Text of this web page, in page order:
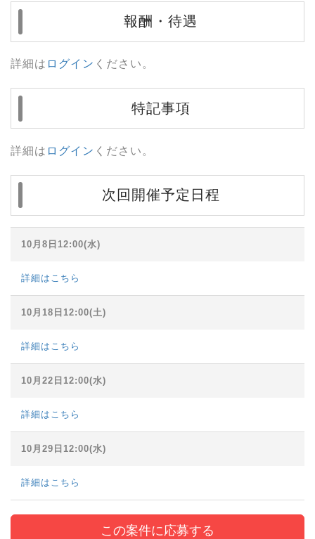
報酬・待遇
詳細は ログイン ください。
特記事項
詳細は ログイン ください。
次回開催予定日程
10月8日12:00(水)
詳細はこちら
10月18日12:00(土)
詳細はこちら
10月22日12:00(水)
詳細はこちら
10月29日12:00(水)
詳細はこちら
この案件に応募する